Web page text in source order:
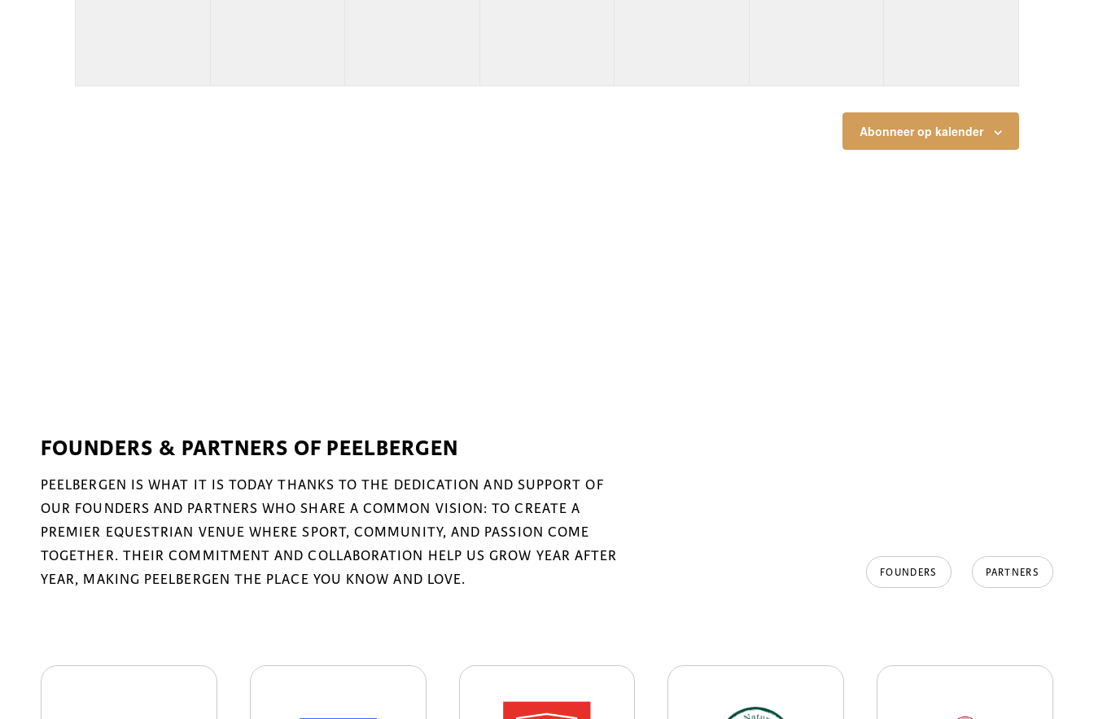
Abonneer op kalender
FOUNDERS & PARTNERS OF PEELBERGEN
PEELBERGEN IS WHAT IT IS TODAY THANKS TO THE DEDICATION AND SUPPORT OF
OUR FOUNDERS AND PARTNERS WHO SHARE A COMMON VISION: TO CREATE A
PREMIER EQUESTRIAN VENUE WHERE SPORT, COMMUNITY, AND PASSION COME
TOGETHER. THEIR COMMITMENT AND COLLABORATION HELP US GROW YEAR AFTER
YEAR, MAKING PEELBERGEN THE PLACE YOU KNOW AND LOVE.
FOUNDERS PARTNERS